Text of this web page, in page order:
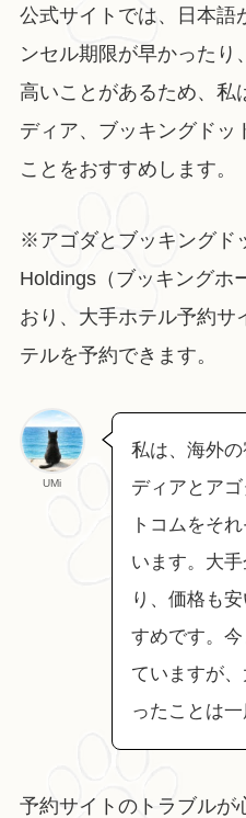
公式サイトでは、日本語
ンセル期限が早かったり
高いことがあるため、私
ディア、ブッキングドッ
ことをおすすめします。
※アゴダとブッキングド
Holdings（ブッキングホ
おり、大手ホテル予約サ
テルを予約できます。
UMi
私は、海外
ディアとア
トコムをそ
います。大
り、価格も
すめです。
ていますが
ったことは
予約サイトのトラブルが